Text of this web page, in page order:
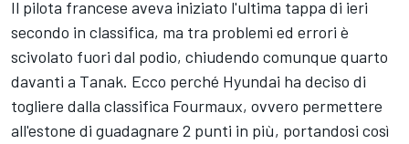
Il pilota francese aveva iniziato l'ultima tappa di ieri
secondo in classifica, ma tra problemi ed errori è
scivolato fuori dal podio, chiudendo comunque quarto
davanti a Tanak. Ecco perché Hyundai ha deciso di
togliere dalla classifica Fourmaux, ovvero permettere
all'estone di guadagnare 2 punti in più, portandosi così